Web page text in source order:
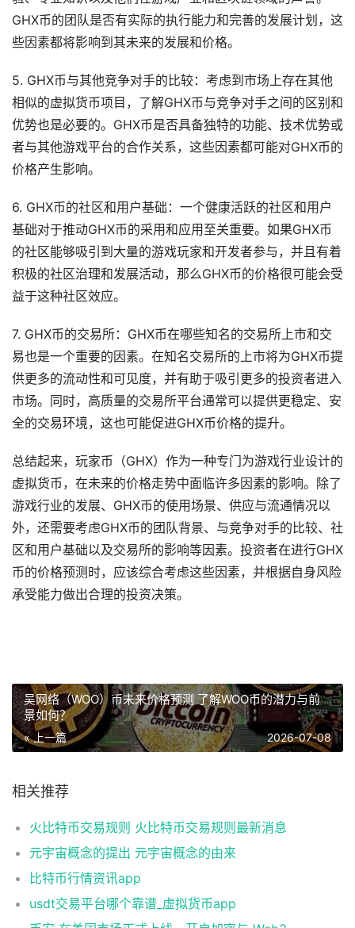
GHX币的团队是否有实际的执行能力和完善的发展计划，这
些因素都将影响到其未来的发展和价格。
5. GHX币与其他竞争对手的比较：考虑到市场上存在其他
相似的虚拟货币项目，了解GHX币与竞争对手之间的区别和
优势也是必要的。GHX币是否具备独特的功能、技术优势或
者与其他游戏平台的合作关系，这些因素都可能对GHX币的
价格产生影响。
6. GHX币的社区和用户基础：一个健康活跃的社区和用户
基础对于推动GHX币的采用和应用至关重要。如果GHX币
的社区能够吸引到大量的游戏玩家和开发者参与，并且有着
积极的社区治理和发展活动，那么GHX币的价格很可能会受
益于这种社区效应。
7. GHX币的交易所：GHX币在哪些知名的交易所上市和交
易也是一个重要的因素。在知名交易所的上市将为GHX币提
供更多的流动性和可见度，并有助于吸引更多的投资者进入
市场。同时，高质量的交易所平台通常可以提供更稳定、安
全的交易环境，这也可能促进GHX币价格的提升。
总结起来，玩家币（GHX）作为一种专门为游戏行业设计的
虚拟货币，在未来的价格走势中面临许多因素的影响。除了
游戏行业的发展、GHX币的使用场景、供应与流通情况以
外，还需要考虑GHX币的团队背景、与竞争对手的比较、社
区和用户基础以及交易所的影响等因素。投资者在进行GHX
币的价格预测时，应该综合考虑这些因素，并根据自身风险
承受能力做出合理的投资决策。
吴网络（WOO）币未来价格预测 了解WOO币的潜力与前
景如何？
« 上一篇 2026-07-08
相关推荐
火比特币交易规则 火比特币交易规则最新消息
元宇宙概念的提出 元宇宙概念的由来
比特币行情资讯app
usdt交易平台哪个靠谱_虚拟货币app